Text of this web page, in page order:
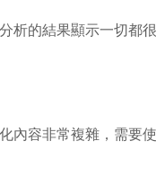
析的結果顯示一切都
內容非常複雜，需要